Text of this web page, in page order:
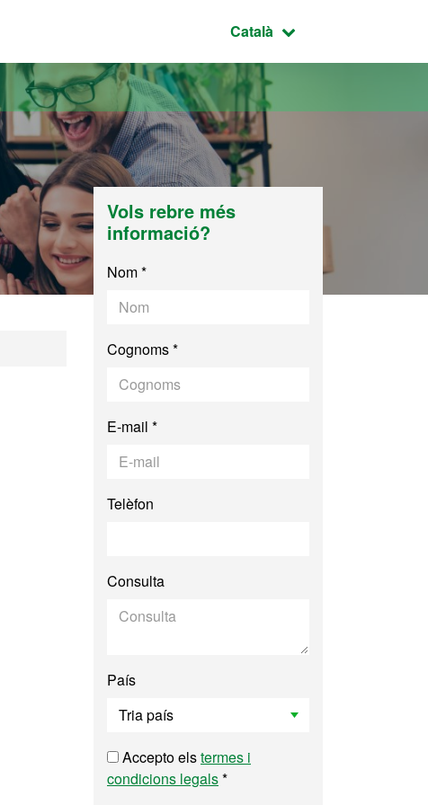
Idioma seleccionat:
Català
Vols rebre més
informació?
Nom *
Cognoms *
E-mail *
Telèfon
Consulta
País
Accepto elstermes i
condicions legals*